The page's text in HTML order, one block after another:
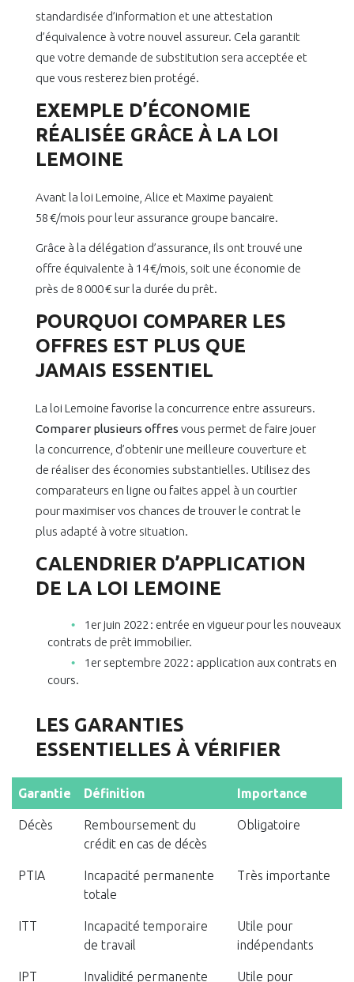
standardisée d’information et une attestation
d’équivalence à votre nouvel assureur. Cela garantit
que votre demande de substitution sera acceptée et
que vous resterez bien protégé.
EXEMPLE D’ÉCONOMIE
RÉALISÉE GRÂCE À LA LOI
LEMOINE
Avant la loi Lemoine, Alice et Maxime payaient
58 €/mois pour leur assurance groupe bancaire.
Grâce à la délégation d’assurance, ils ont trouvé une
offre équivalente à 14 €/mois, soit une économie de
près de 8 000 € sur la durée du prêt.
POURQUOI COMPARER LES
OFFRES EST PLUS QUE
JAMAIS ESSENTIEL
La loi Lemoine favorise la concurrence entre assureurs.
Comparer plusieurs offres vous permet de faire jouer
la concurrence, d’obtenir une meilleure couverture et
de réaliser des économies substantielles. Utilisez des
comparateurs en ligne ou faites appel à un courtier
pour maximiser vos chances de trouver le contrat le
plus adapté à votre situation.
CALENDRIER D’APPLICATION
DE LA LOI LEMOINE
1er juin 2022 : entrée en vigueur pour les nouveaux
contrats de prêt immobilier.
1er septembre 2022 : application aux contrats en
cours.
LES GARANTIES
ESSENTIELLES À VÉRIFIER
Garantie Définition Importance
Décès
Remboursement du
crédit en cas de décès
Obligatoire
PTIA
Incapacité permanente
totale
Très importante
ITT
Incapacité temporaire
de travail
Utile pour
indépendants
IPT
Invalidité permanente
Utile pour